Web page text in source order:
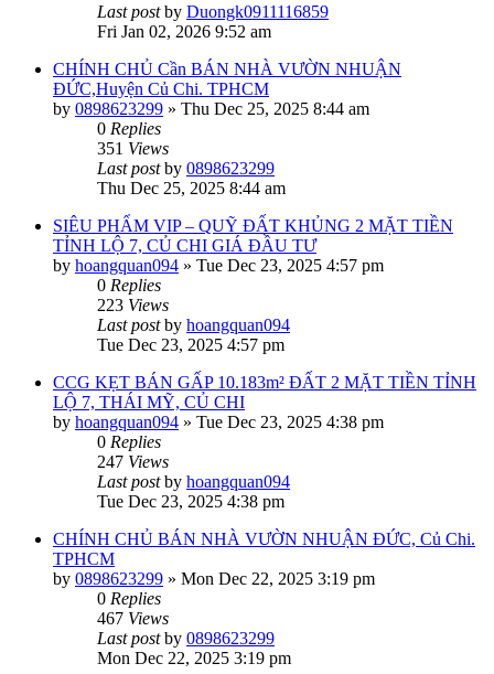
Last postby Duongk0911116859
Fri Jan 02, 2026 9:52 am
CHÍNH CHỦ Cần BÁN NHÀ VƯỜN NHUẬN
ĐỨC,Huyện Củ Chi. TPHCM
by 0898623299 » Thu Dec 25, 2025 8:44 am
0 Replies
351 Views
Last postby 0898623299
Thu Dec 25, 2025 8:44 am
SIÊU PHẨM VIP – QUỸ ĐẤT KHỦNG 2 MẶT TIỀN
TỈNH LỘ 7, CỦ CHI GIÁ ĐẦU TƯ
by hoangquan094 » Tue Dec 23, 2025 4:57 pm
0 Replies
223 Views
Last postby hoangquan094
Tue Dec 23, 2025 4:57 pm
CCG KẸT BÁN GẤP 10.183m² ĐẤT 2 MẶT TIỀN TỈNH
LỘ 7, THÁI MỸ, CỦ CHI
by hoangquan094 » Tue Dec 23, 2025 4:38 pm
0 Replies
247 Views
Last postby hoangquan094
Tue Dec 23, 2025 4:38 pm
CHÍNH CHỦ BÁN NHÀ VƯỜN NHUẬN ĐỨC, Củ Chi.
TPHCM
by 0898623299 » Mon Dec 22, 2025 3:19 pm
0 Replies
467 Views
Last postby 0898623299
Mon Dec 22, 2025 3:19 pm